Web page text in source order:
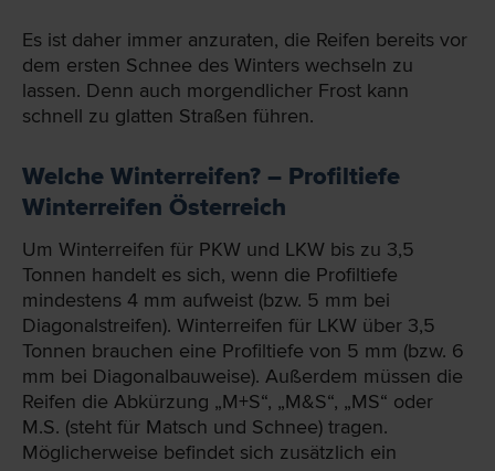
Es ist daher immer anzuraten, die Reifen bereits vor
dem ersten Schnee des Winters wechseln zu
lassen. Denn auch morgendlicher Frost kann
schnell zu glatten Straßen führen.
Welche Winterreifen? – Profiltiefe
Winterreifen Österreich
Um Winterreifen für PKW und LKW bis zu 3,5
Tonnen handelt es sich, wenn die Profiltiefe
mindestens 4 mm aufweist (bzw. 5 mm bei
Diagonalstreifen). Winterreifen für LKW über 3,5
Tonnen brauchen eine Profiltiefe von 5 mm (bzw. 6
mm bei Diagonalbauweise). Außerdem müssen die
Reifen die Abkürzung „M+S“, „M&S“, „MS“ oder
M.S. (steht für Matsch und Schnee) tragen.
Möglicherweise befindet sich zusätzlich ein